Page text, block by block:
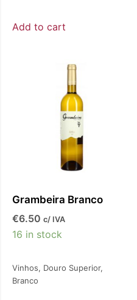
Add to cart
Grambeira Branco
€6.50 c/ IVA
16 in stock
Vinhos, Douro Superior,
Branco